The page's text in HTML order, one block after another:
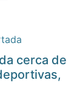
cerca de